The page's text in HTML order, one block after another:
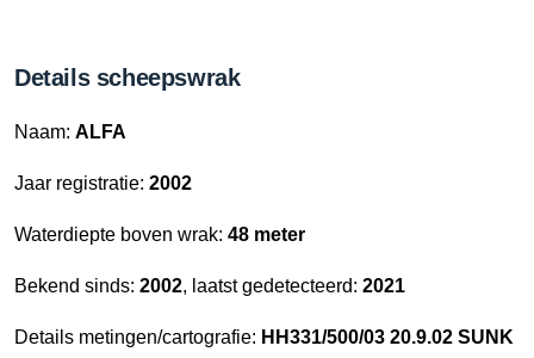
Details scheepswrak
Naam: ALFA
Jaar registratie: 2002
Waterdiepte boven wrak: 48 meter
Bekend sinds: 2002, laatst gedetecteerd: 2021
Details metingen/cartografie: HH331/500/03 20.9.02 SUNK